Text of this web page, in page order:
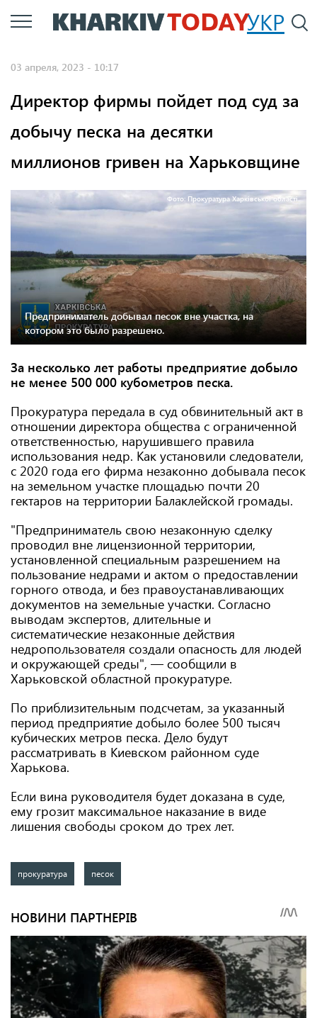
Перейти
к
УКР
03 апреля, 2023 - 10:17
Директор фирмы пойдет под суд за
добычу песка на десятки
миллионов гривен на Харьковщине
Фото: Прокуратура Харківської області.
Предприниматель добывал песок вне участка, на
котором это было разрешено.
За несколько лет работы предприятие добыло
не менее 500 000 кубометров песка.
Прокуратура передала в суд обвинительный акт в
отношении директора общества с ограниченной
ответственностью, нарушившего правила
использования недр. Как установили следователи,
с 2020 года его фирма незаконно добывала песок
на земельном участке площадью почти 20
гектаров на территории Балаклейской громады.
"Предприниматель свою незаконную сделку
проводил вне лицензионной территории,
установленной специальным разрешением на
пользование недрами и актом о предоставлении
горного отвода, и без правоустанавливающих
документов на земельные участки. Согласно
выводам экспертов, длительные и
систематические незаконные действия
недропользователя создали опасность для людей
и окружающей среды", — сообщили в
Харьковской областной прокуратуре.
По приблизительным подсчетам, за указанный
период предприятие добыло более 500 тысяч
кубических метров песка. Дело будут
рассматривать в Киевском районном суде
Харькова.
Если вина руководителя будет доказана в суде,
ему грозит максимальное наказание в виде
лишения свободы сроком до трех лет.
прокуратура песок